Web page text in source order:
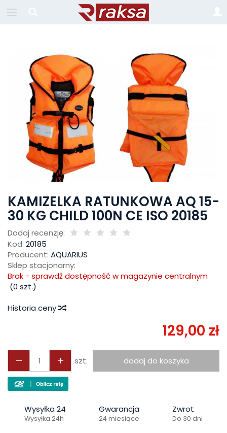
KAMIZELKA RATUNKOWA AQ 15-
30 KG CHILD 100N CE ISO 20185
Dodaj recenzję:
Kod: 20185
Producent: AQUARIUS
Sklep stacjonarny:
Brak - sprawdź dostępność w magazynie centralnym
(0 szt.)
Historia ceny
129,00 zł
szt. dodaj do koszyka
Wysyłka 24
Wysyłka 24h
Gwarancja
24 miesiące
Zwrot
Do 30 dni